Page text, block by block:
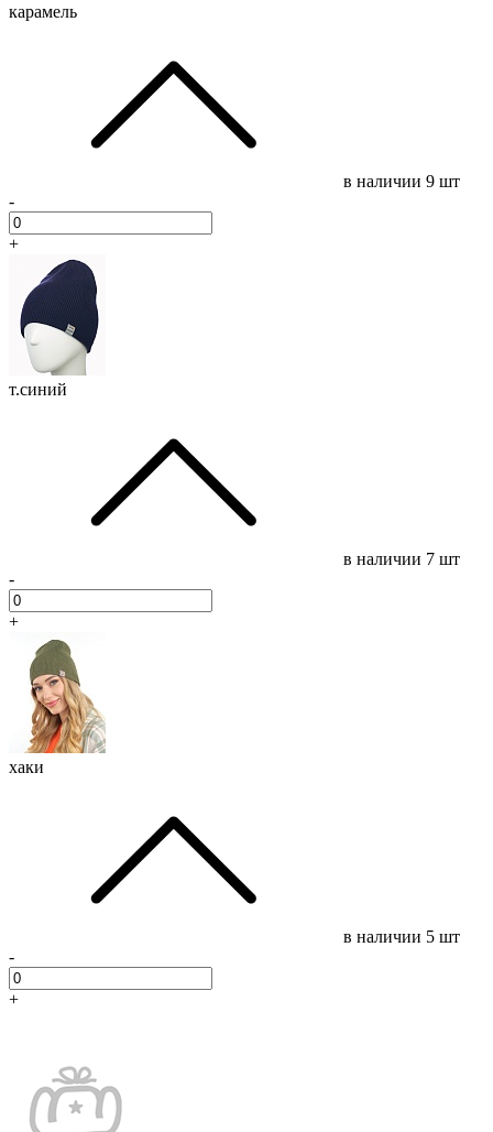
карамель
в наличии 9 шт
-
+
т.синий
в наличии 7 шт
-
+
хаки
в наличии 5 шт
-
+